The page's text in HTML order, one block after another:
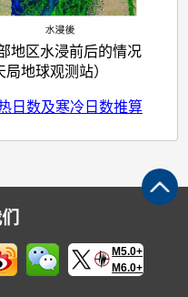
地区水浸前后的情况
局地球观测站）
日数及寒冷日数推算
M5.0+
M6.0+